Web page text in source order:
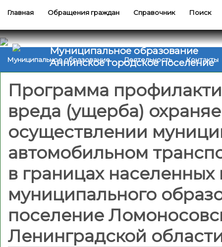
Главная Обращения граждан Справочник Поиск
Муниципальное образование
Аннинское городское поселение
Муниципальное образование Деятельность Контакты
Программа
вреда (ущерба)
осуществлении
автомобильном
в границах
муниципального
поселение
Ленинградской